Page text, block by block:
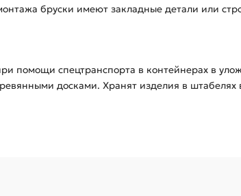
бруски имеют закладные детали или
помощи спецтранспорта в контейнерах в
досками. Хранят изделия в